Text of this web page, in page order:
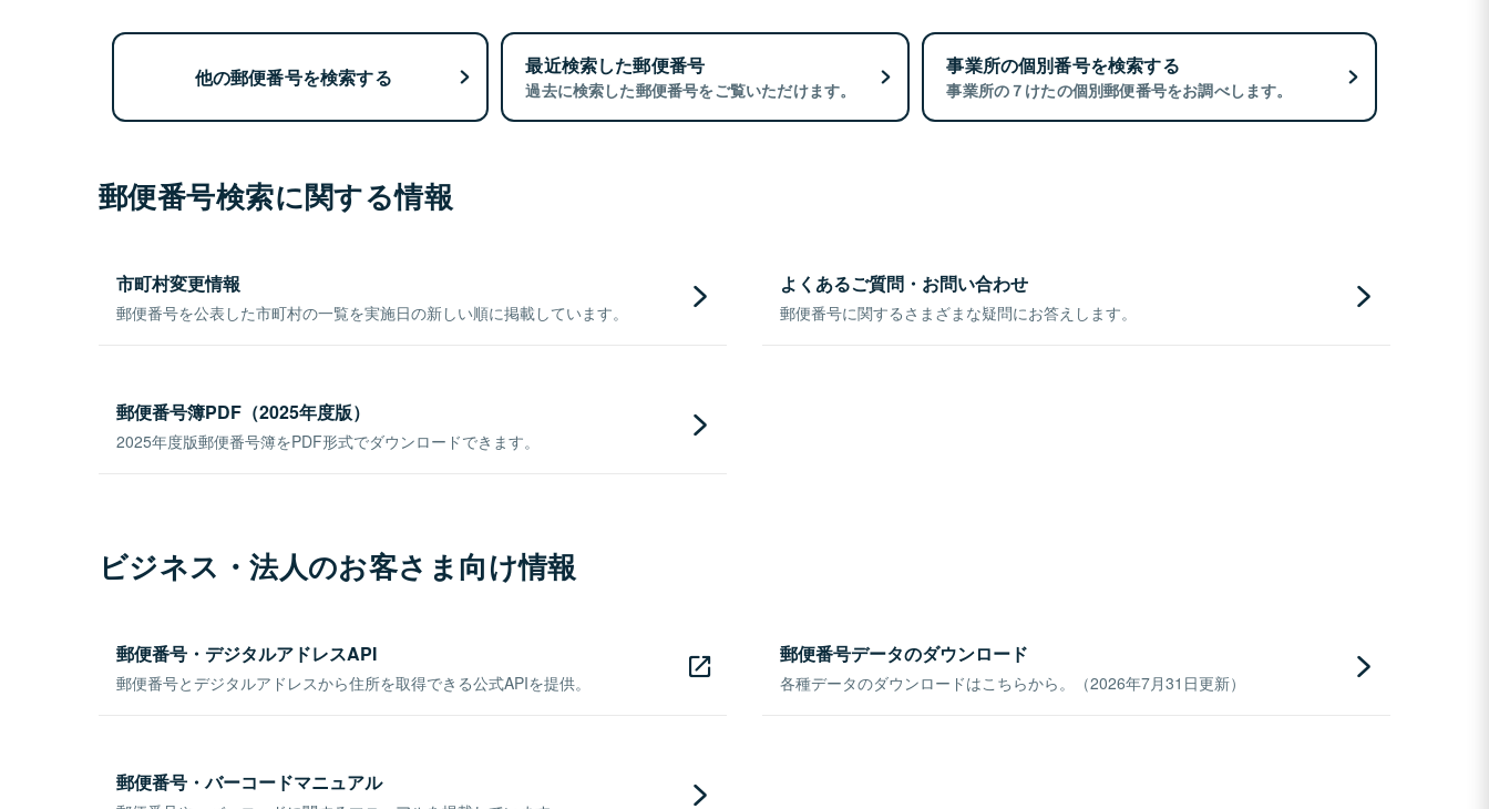
他の郵便番号を検索する 最近検索した郵便番号
過去に検索した郵便番号をご覧いただけます。
事業所の個別番号を検索する
事業所の７けたの個別郵便番号をお調べします。
郵便番号検索に関する情報
市町村変更情報
郵便番号を公表した市町村の一覧を実施日の新しい順に掲載しています。
よくあるご質問・お問い合わせ
郵便番号に関するさまざまな疑問にお答えします。
郵便番号簿PDF（2025年度版）
2025年度版郵便番号簿をPDF形式でダウンロードできます。
ビジネス・法人のお客さま向け情報
郵便番号・デジタルアドレスAPI
郵便番号とデジタルアドレスから住所を取得できる公式APIを提供。
郵便番号データのダウンロード
各種データのダウンロードはこちらから。（2026年7月31日更新）
郵便番号・バーコードマニュアル